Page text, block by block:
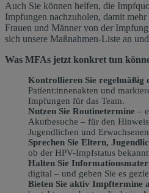
Auch Sie können helfen, die
Impfungen nachzuholen, damit
Frauen und Männer von der
sich unsere Maßnahmen-Liste an
Was MFAs jetzt konkret tun
Kontrollieren Sie regelmäßig
Patient:innenakten und
Impfungen für das Team.
Nutzen Sie Routinetermine –
Akutbesuche – für den
Jugendlichen und
Sprechen Sie Eltern,
ob der HPV-Impfstatus
Halten Sie
digital – und geben Sie es
Bieten Sie aktiv Impftermine